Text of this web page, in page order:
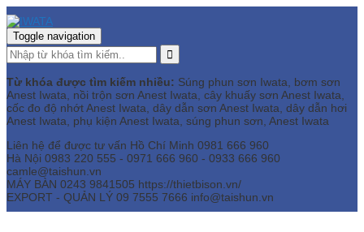
Toggle navigation
Từ khóa được tìm kiếm nhiều: Súng phun sơn Iwata, bơm sơn
Anest Iwata, nồi trộn sơn Anest Iwata, cây khuấy sơn Anest Iwata,
cốc đo độ nhớt Anest Iwata, dây dẫn sơn Anest Iwata, dây dẫn hơi
Anest Iwata, phụ kiện Anest Iwata, súng phun sơn, Anest Iwata
Liên hệ để được tư vấn Hồ Chí Minh 0981 666 960
Hà Nội 0983 220 555 - 0971 666 960 - 0933 666 960
camle@taishun.vn
MÁY BÀN 0243 9841505 https://thietbison.vn/
EXPORT - QUẢN LÝ 09 7555 7666 info@taishun.vn